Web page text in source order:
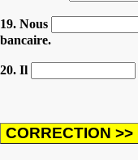
19. Nous
bancaire.
20. Il